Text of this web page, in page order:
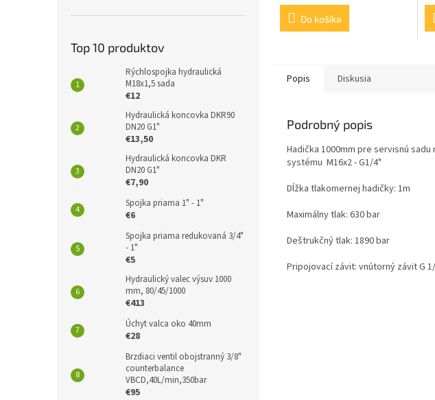
Top 10 produktov
Rýchlospojka hydraulická
M18x1,5 sada
€12
Hydraulická koncovka DKR90
DN20 G1"
€13,50
Hydraulická koncovka DKR
DN20 G1"
€7,90
Spojka priama 1" - 1"
€6
Spojka priama redukovaná 3/4"
- 1"
€5
Hydraulický valec výsuv 1000
mm, 80/45/1000
€413
Úchyt valca oko 40mm
€28
Brzdiaci ventil obojstranný 3/8"
counterbalance
VBCD,40L/min,350bar
€95
Do košíka
Popis Diskusia
Podrobný popis
Hadička 1000mm pre servisnú
systému M16x2 - G1/4"
Dĺžka tlakomernej hadičky: 1m
Maximálny tlak: 630 bar
Deštrukčný tlak: 1890 bar
Pripojovací závit: vnútorný závit G